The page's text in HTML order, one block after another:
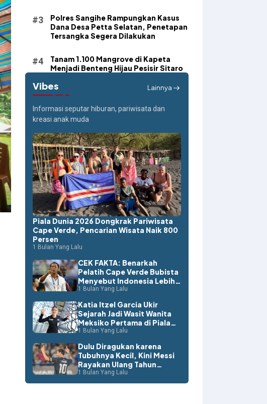
Polres Sangihe Rampungkan Kasus
Dana Desa Petta Selatan, Penetapan
Tersangka Segera Dilakukan
Tanam 1.100 Mangrove di Kapeta
Menjadi Benteng Hijau Pesisir Sitaro
Vibes Lainnya
Informasi seputar hiburan, pariwisata dan
kreasi anak muda
Piala Dunia 2026 Dongkrak Pariwisata
Cape Verde, Pencarian Wisata Naik 800
Persen
1 Bulan Yang Lalu
CEK FAKTA: Benarkah
Pelatih Cape Verde Bubista
Menyebut Indonesia Lebih
Layak ke Piala Dunia?
1 Bulan Yang Lalu
Katia Itzel Garcia Ukir
Sejarah Jadi Wasit Wanita
Meksiko Pertama di Piala
Dunia
1 Bulan Yang Lalu
Dulu Diragukan karena
Tubuhnya Kecil, Kini Messi
Rayakan Ulang Tahun
dengan Rekor Dunia
1 Bulan Yang Lalu